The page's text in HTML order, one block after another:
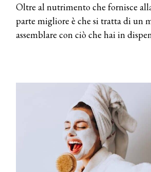
Oltre al nutrimento che fornisce
parte migliore è che si tratta di un
assemblare con ciò che hai in